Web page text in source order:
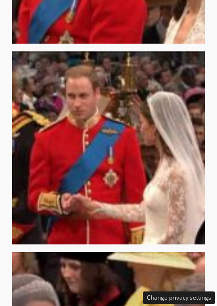
Change privacy settings